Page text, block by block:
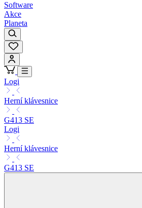
Software
Akce
Planeta
Logi
Herní klávesnice
G413 SE
Logi
Herní klávesnice
G413 SE